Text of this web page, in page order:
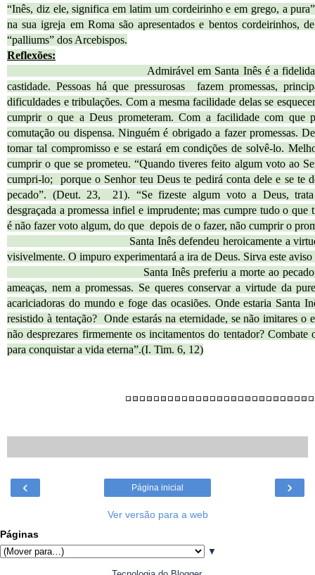
“Inês, diz ele, significa em latim um cordeirinho e em grego, a
na sua igreja em Roma são apresentados e bentos cordeirinhos,
“palliums” dos Arcebispos.
Reflexões:
Admirável em Santa Inês é a fidelidade com
castidade. Pessoas há que pressurosas fazem promessas,
dificuldades e tribulações. Com a mesma facilidade delas se
cumprir o que a Deus prometeram. Com a facilidade com que
comutação ou dispensa. Ninguém é obrigado a fazer promessas.
tomar tal compromisso e se estará em condições de solvê-lo.
cumprir o que se prometeu. “Quando tiveres feito algum voto ao
cumpri-lo; porque o Senhor teu Deus te pedirá conta dele e se te
pecado”. (Deut. 23, 21). “Se fizeste algum voto a Deus,
desgraçada a promessa infiel e imprudente; mas cumpre tudo o
é não fazer voto algum, do que depois de o fazer, não cumprir o
Santa Inês defendeu heroicamente a virtude da
visivelmente. O impuro experimentará a ira de Deus. Sirva este aviso
Santa Inês preferiu a morte ao
ameaças, nem a promessas. Se queres conservar a virtude da
acariciadoras do mundo e foge das ocasiões. Onde estaria Santa
resistido à tentação? Onde estarás na eternidade, se não imitares o
não desprezares firmemente os incitamentos do tentador?
para conquistar a vida eterna”.(I. Tim. 6, 12)
‹ ›
Página inicial
Ver versão para a web
Páginas
▼